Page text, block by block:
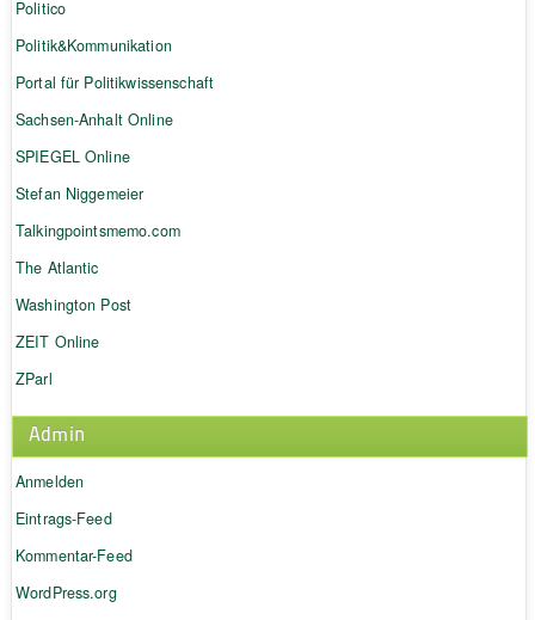
Politico
Politik&Kommunikation
Portal für Politikwissenschaft
Sachsen-Anhalt Online
SPIEGEL Online
Stefan Niggemeier
Talkingpointsmemo.com
The Atlantic
Washington Post
ZEIT Online
ZParl
Admin
Anmelden
Eintrags-Feed
Kommentar-Feed
WordPress.org